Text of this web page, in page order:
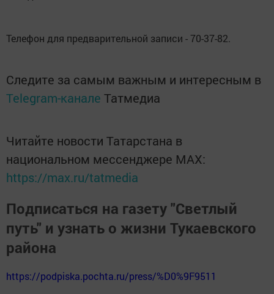
Телефон для предварительной записи - 70-37-82.
Следите за самым важным и интересным в
Telegram-канале Татмедиа
Читайте новости Татарстана в
национальном мессенджере MАХ:
https://max.ru/tatmedia
Подписаться на газету "Светлый
путь" и узнать о жизни Тукаевского
района
https://podpiska.pochta.ru/press/%D0%9F9511